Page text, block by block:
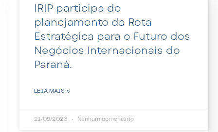
IRIP participa do
planejamento da Rota
Estratégica para o Futuro dos
Negócios Internacionais do
Paraná.
LEIA MAIS »
21/09/2023 Nenhum comentário